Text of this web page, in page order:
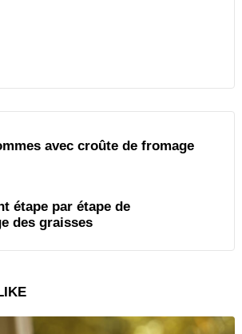
avec croûte de fromage
étape par étape de
des graisses